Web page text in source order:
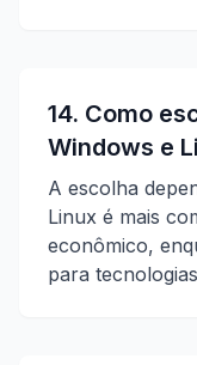
14. Como
Windows e
A escolha
Linux é mais
econômico,
para